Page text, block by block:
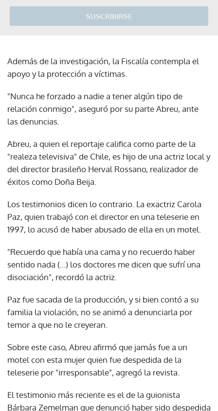
SUSCRIBIRSE
Además de la investigación, la Fiscalía contempla el
apoyo y la protección a víctimas.
"Nunca he forzado a nadie a tener algún tipo de
relación conmigo", aseguró por su parte Abreu, ante
las denuncias.
Abreu, a quien el reportaje califica como parte de la
"realeza televisiva" de Chile, es hijo de una actriz local y
del director brasileño Herval Rossano, realizador de
éxitos como Doña Beija.
Los testimonios dicen lo contrario. La exactriz Carola
Paz, quien trabajó con el director en una teleserie en
1997, lo acusó de haber abusado de ella en un motel.
"Recuerdo que había una cama y no recuerdo haber
sentido nada (...) los doctores me dicen que sufrí una
disociación", recordó la actriz.
Paz fue sacada de la producción, y si bien contó a su
familia la violación, no se animó a denunciarla por
temor a que no le creyeran.
Sobre este caso, Abreu afirmó que jamás fue a un
motel con esta mujer quien fue despedida de la
teleserie por "irresponsable", agregó la revista.
El testimonio más reciente es el de la guionista
Bárbara Zemelman que denunció haber sido despedida